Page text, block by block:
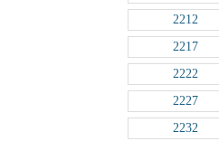
2212
2217
2222
2227
2232